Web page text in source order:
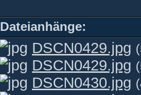
Dateianhänge:
DSCN0429.jpg (
DSCN0429.jpg (
DSCN0430.jpg (